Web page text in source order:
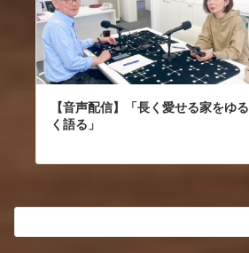
【音声配信】「長く愛せる家をゆる
く語る」